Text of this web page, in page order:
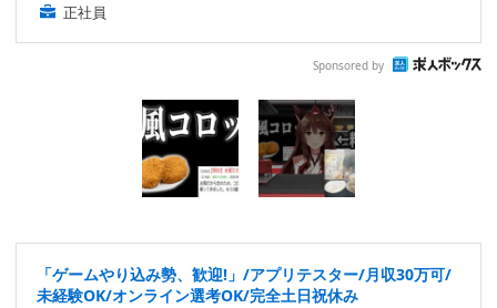
正社員
Sponsored by
「ゲームやり込み勢、歓迎!」/アプリテスター/月収30万可/
未経験OK/オンライン選考OK/完全土日祝休み